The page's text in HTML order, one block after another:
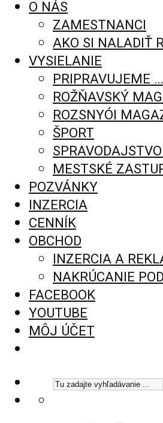
O NÁS
ZAMESTNANCI
AKO SI NALADIŤ
VYSIELANIE
PRIPRAVUJEME …
ROŽŇAVSKÝ
ROZSNYÓI
ŠPORT
MESTSKÉ
POZVÁNKY
INZERCIA
CENNÍK
OBCHOD
INZERCIA A
NAKRÚCANIE
FACEBOOK
YOUTUBE
MÔJ ÚČET